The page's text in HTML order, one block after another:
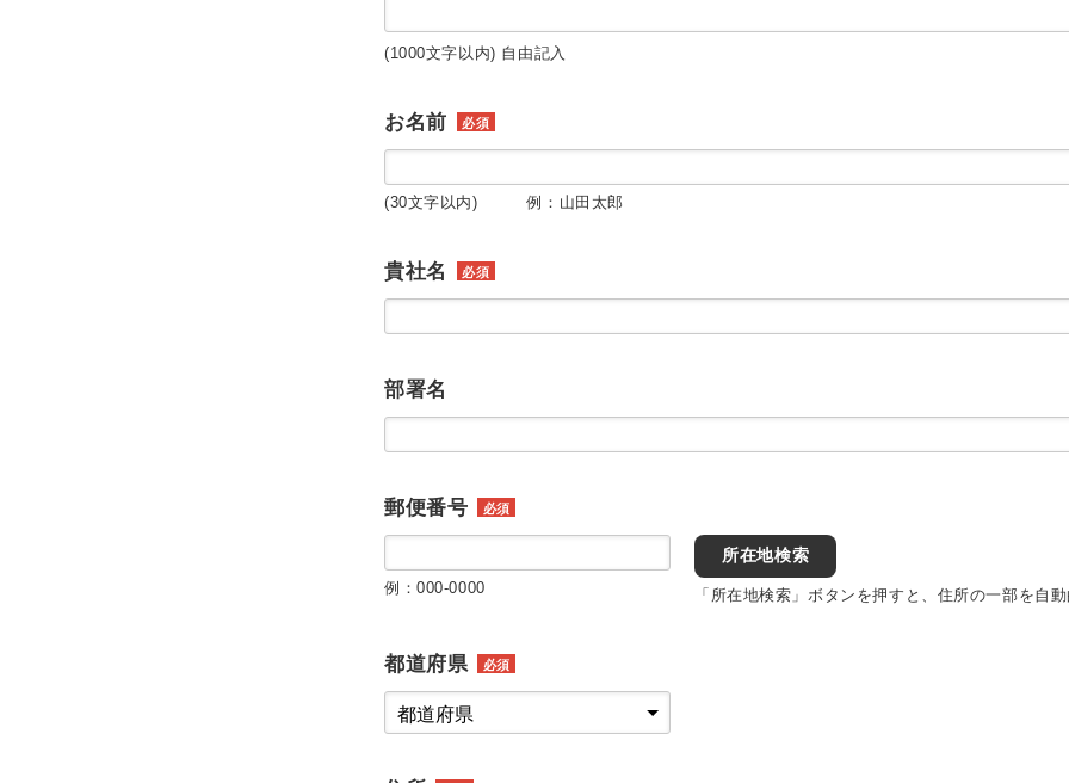
(1000文字以内) 自由記入
お名前 必須
(30文字以内) 例：山田太郎
貴社名 必須
部署名
郵便番号 必須
例：000-0000
所在地検索
「所在地検索」ボタンを押すと、住所の一部を自動
都道府県 必須